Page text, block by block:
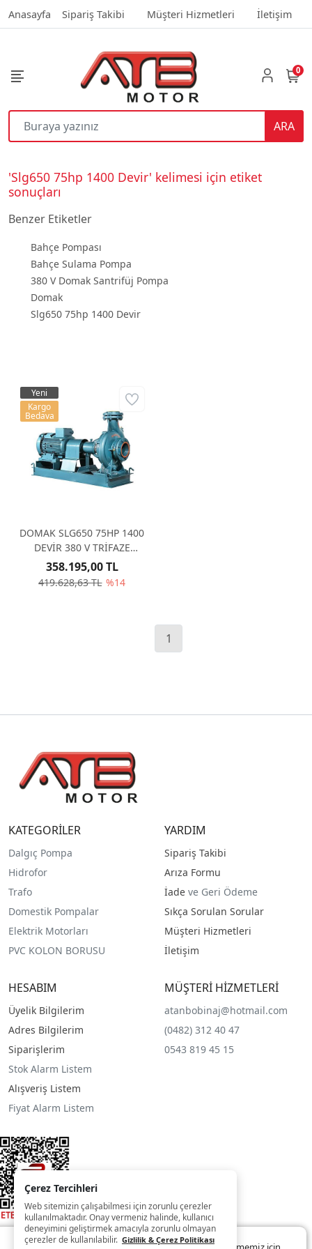
Anasayfa Sipariş Takibi Müşteri Hizmetleri İletişim
ARA
0
'Slg650 75hp 1400 Devir' kelimesi için etiket
sonuçları
Benzer Etiketler
Bahçe Pompası
Bahçe Sulama Pompa
380 V Domak Santrifüj Pompa
Domak
Slg650 75hp 1400 Devir
DOMAK SLG650 75HP 1400
DEVİR 380 V TRİFAZE
SANTRİFÜJ POMPA
419.628,63 TL %14
358.195,00 TL
Yeni
Kargo
Bedava
1
KATEGORİLER
Dalgıç Pompa
Hidrofor
Trafo
Domestik Pompalar
Elektrik Motorları
PVC KOLON BORUSU
YARDIM
Sipariş Takibi
Arıza Formu
İade ve Geri Ödeme
Sıkça Sorulan Sorular
Müşteri Hizmetleri
İletişim
HESABIM
Üyelik Bilgilerim
Adres Bilgilerim
Siparişlerim
Stok Alarm Listem
Alışveriş Listem
Fiyat Alarm Listem
MÜŞTERİ HİZMETLERİ
atanbobinaj@hotmail.com
(0482) 312 40 47
0543 819 45 15
Çerez Tercihleri
Web sitemizin çalışabilmesi için zorunlu çerezler
kullanılmaktadır. Onay vermeniz halinde, kullanıcı
deneyimini geliştirmek amacıyla zorunlu olmayan
çerezler de kullanılabilir. Gizlilik & Çerez Politikası